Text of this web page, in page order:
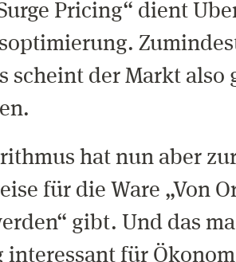
Pricing“ dient
scheint der Markt also
hat nun aber
für die Ware „Von
gibt. Und das
für